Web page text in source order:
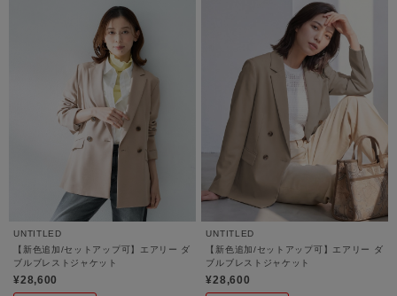
UNTITLED
【新色追加/セットアップ可】エアリー ダ
ブルブレストジャケット
¥28,600
UNTITLED
【新色追加/セットアップ可】エアリー ダ
ブルブレストジャケット
¥28,600